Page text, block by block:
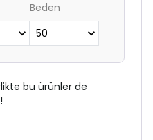
Beden
bu ürünler de